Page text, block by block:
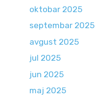
oktobar 2025
septembar 2025
avgust 2025
jul 2025
jun 2025
maj 2025